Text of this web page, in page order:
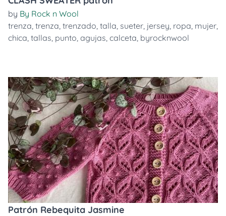
by By Rock n Wool
trenza, trenza, trenzado, talla, sueter, jersey, ropa, mujer,
chica, tallas, punto, agujas, calceta, byrocknwool
Patrón Rebequita Jasmine